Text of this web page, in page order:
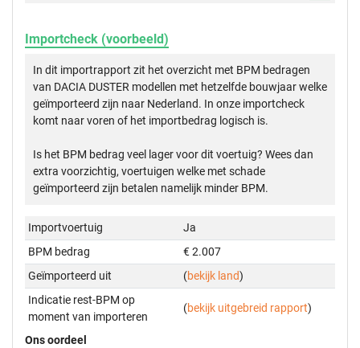
Importcheck (voorbeeld)
In dit importrapport zit het overzicht met BPM bedragen
van DACIA DUSTER modellen met hetzelfde bouwjaar welke
geïmporteerd zijn naar Nederland. In onze importcheck
komt naar voren of het importbedrag logisch is.
Is het BPM bedrag veel lager voor dit voertuig? Wees dan
extra voorzichtig, voertuigen welke met schade
geïmporteerd zijn betalen namelijk minder BPM.
Importvoertuig
Ja
BPM bedrag
€ 2.007
Geïmporteerd uit
(bekijk land)
Indicatie rest-BPM op
moment van importeren
(bekijk uitgebreid rapport)
Ons oordeel